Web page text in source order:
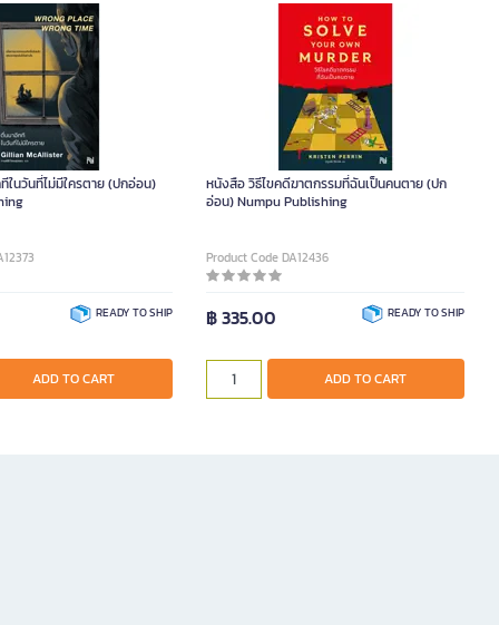
นวันที่ไม่มีใครตาย (ปกอ่อน)
READY TO SHIP
ADD TO CART
หนังสือ วิธีไขคดีฆาตกรรมที่ฉันเป็นคนตาย (ปก
อ่อน) Numpu Publishing
Product Code DA12436
฿ 335.00 READY TO SHIP
ADD TO CART